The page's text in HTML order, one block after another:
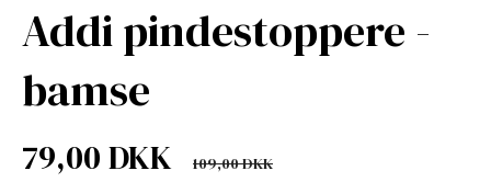
Addi pindestoppere -
bamse
79,00 DKK 109,00 DKK